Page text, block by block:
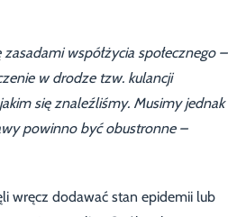
współżycia społecznego –
w drodze tzw. kulancji
się znaleźliśmy. Musimy jednak
powinno być obustronne –
wręcz dodawać stan epidemii lub